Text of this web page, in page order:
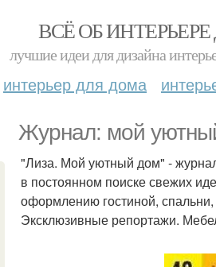
ВСЁ ОБ
лучшие идеи для дизайна
интерьер для дома
Журнал: мой
"Лиза. Мой уютный дом" -
в постоянном поиске свежих
оформлению гостиной,
Эксклюзивные репортажи.